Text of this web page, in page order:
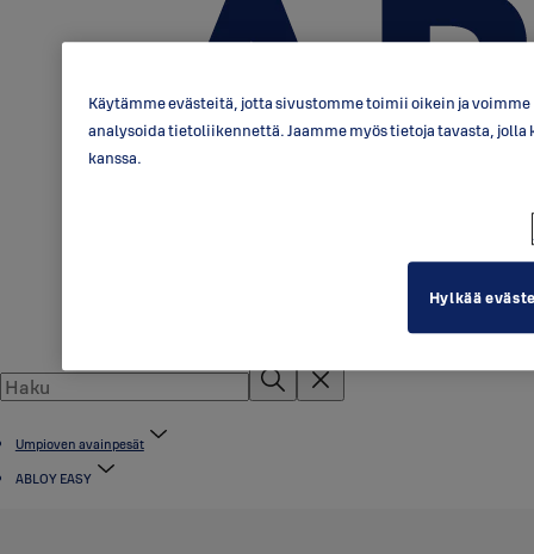
Umpioven avainpesät
ABLOY EASY
Käytämme evästeitä, jotta sivustomme toimii oikein ja
analysoida tietoliikennettä. Jaamme myös tietoja tavasta,
kanssa.
Hylkää